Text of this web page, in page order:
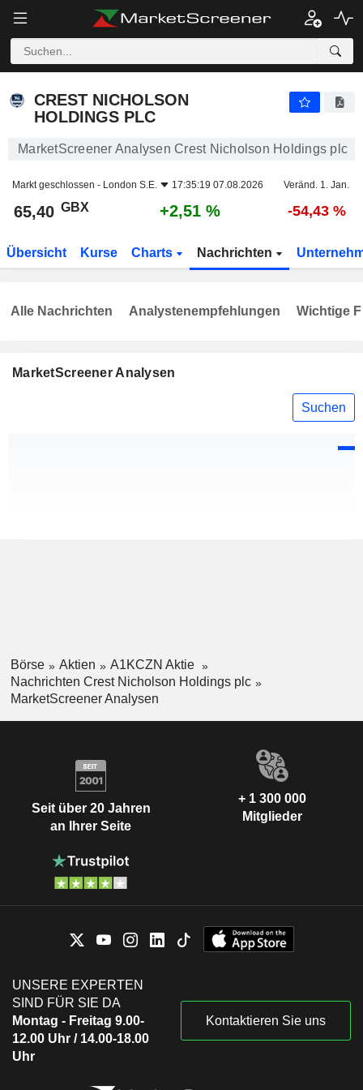
CREST NICHOLSON
HOLDINGS PLC
MarketScreener Analysen Crest Nicholson Holdings plc
Markt geschlossen - London S.E. 17:35:19 07.08.2026 Veränd. 1. Jan.
65,40 GBX +2,51 % -54,43 %
Übersicht Kurse Charts Nachrichten
MarketScreener Analysen
Suchen
Alle Nachrichten Analystenempfehlungen Wichtige
Börse Aktien
A1KCZN Aktie
Nachrichten Crest Nicholson Holdings plc
MarketScreener Analysen
Seit über 20 Jahren
an Ihrer Seite
+ 1 300 000
Mitglieder
UNSERE EXPERTEN
SIND FÜR SIE DA
Montag - Freitag 9.00-
12.00 Uhr / 14.00-18.00
Uhr
Kontaktieren Sie uns